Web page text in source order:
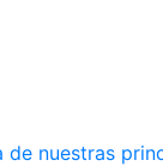
nuestras